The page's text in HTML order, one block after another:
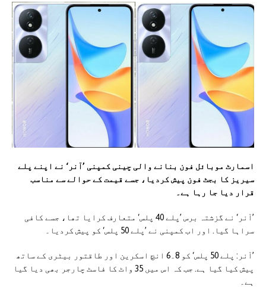
اسمارٹ موبائل فون بنانے والی چینی کمپنی ’آنر‘ نے اپنے پلے
سیریز کا بجٹ فون پیش کردیا، جسے قیمت کے حوالے سے مناسب
قرار دیا جا رہا ہے۔
’آنر‘ نے گزشتہ برس ’پلے 40 پلس‘ متعارف کرایا تھا، جسے کافی
سراہا گیا. اور اب کمپنی نے ’پلے 50 پلس‘ کو پیش کردیا۔
’آنر: پلے 50 پلس‘ کو 8۔6 انچ اسکرین اور طاقتور بیٹری کے ساتھ
پیش کیا گیا ہے. جب کہ اس میں 35 واٹ کا فاسٹ چارجر بھی دیا گیا
ہے۔